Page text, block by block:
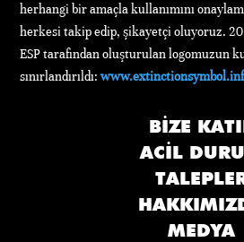
herhangi bir amaçla kullanımını
herkesi takip edip, şikayetçi oluyoruz.
ESP tarafından oluşturulan logomuzun
sınırlandırıldı:
BIZE
ACIL
MEDYA